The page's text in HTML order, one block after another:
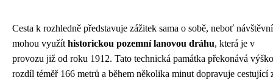
Cesta k rozhledně představuje zážitek sama o sobě, neboť
mohou využít historickou pozemní lanovou dráhu, která je v
provozu již od roku 1912. Tato technická památka překonává
rozdíl téměř 166 metrů a během několika minut dopravuje cestující